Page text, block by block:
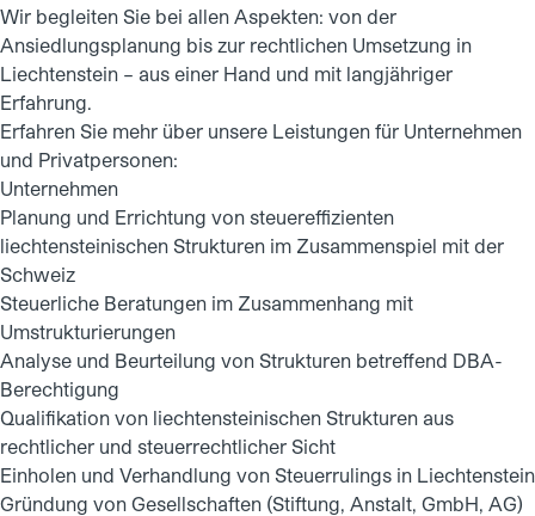
Wir begleiten Sie bei allen Aspekten: von der
Ansiedlungsplanung bis zur rechtlichen Umsetzung in
Liechtenstein – aus einer Hand und mit langjähriger
Erfahrung.
Erfahren Sie mehr über unsere Leistungen für Unternehmen
und Privatpersonen:
Unternehmen
Planung und Errichtung von steuereffizienten
liechtensteinischen Strukturen im Zusammenspiel mit der
Schweiz
Steuerliche Beratungen im Zusammenhang mit
Umstrukturierungen
Analyse und Beurteilung von Strukturen betreffend DBA-
Berechtigung
Qualifikation von liechtensteinischen Strukturen aus
rechtlicher und steuerrechtlicher Sicht
Einholen und Verhandlung von Steuerrulings in Liechtenstein
Gründung von Gesellschaften (Stiftung, Anstalt, GmbH, AG)